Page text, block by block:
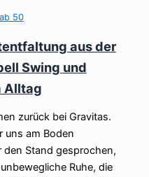
50
aus der
Swing und
Alltag
zurück bei Gravitas.
uns am Boden
Stand gesprochen,
Ruhe, die